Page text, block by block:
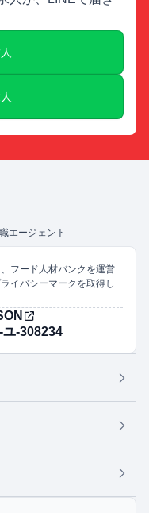
エージェント
フード人材バンクを運営
イバシーマークを取得し
ユ-308234